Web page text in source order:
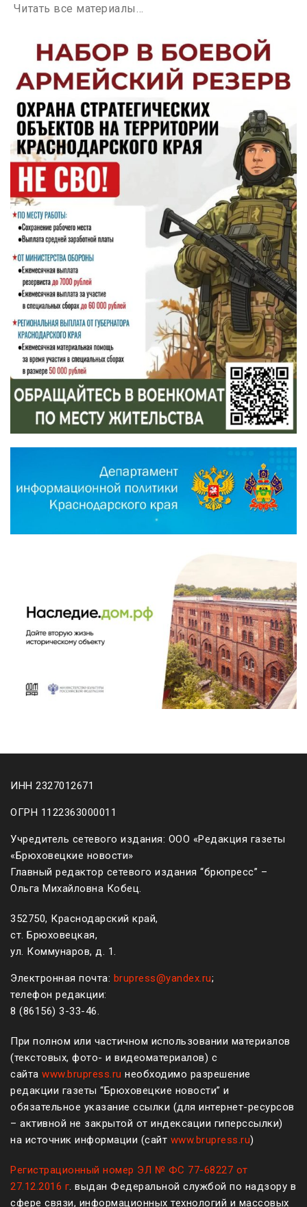
Читать все материалы…
ИНН 2327012671
ОГРН 1122363000011
Учредитель сетевого издания: ООО «Редакция газеты
«Брюховецкие новости»
Главный редактор сетевого издания “брюпресс” –
Ольга Михайловна Кобец.
352750, Краснодарский край,
ст. Брюховецкая,
ул. Коммунаров, д. 1.
Электронная почта: brupress@yandex.ru;
телефон редакции:
8 (861 56) 3-33-46.
При полном или частичном использовании материалов
(текстовых, фото- и видеоматериалов) с
сайта www.brupress.ru необходимо разрешение
редакции газеты “Брюховецкие новости” и
обязательное указание ссылки (для интернет-ресурсов
– активной не закрытой от индексации гиперссылки)
на источник информации (сайт www.brupress.ru)
Регистрационный номер ЭЛ № ФС 77-68227 от
27.12.2016 г. выдан Федеральной службой по надзору в
сфере связи, информационных технологий и массовых